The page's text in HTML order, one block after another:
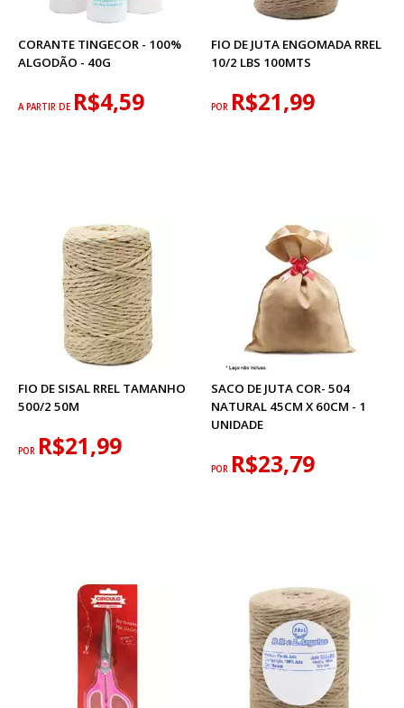
CORANTE TINGECOR - 100%
ALGODÃO - 40G
A PARTIR DE R$4,59
FIO DE JUTA ENGOMADA RREL
10/2 LBS 100MTS
POR R$21,99
FIO DE SISAL RREL TAMANHO
500/2 50M
POR R$21,99
SACO DE JUTA COR- 504
NATURAL 45CM X 60CM - 1
UNIDADE
POR R$23,79